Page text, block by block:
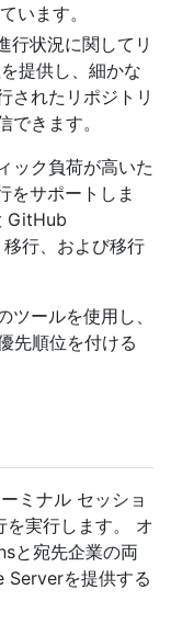
います。
行状況に関してリ
提供し、細かな
されたリポジトリ
きます。
ック負荷が高いた
をサポートしま
GitHub
行、および移行
ールを使用し、
先順位を付ける
ミナル セッショ
を実行します。 オ
と宛先企業の両
を提供する